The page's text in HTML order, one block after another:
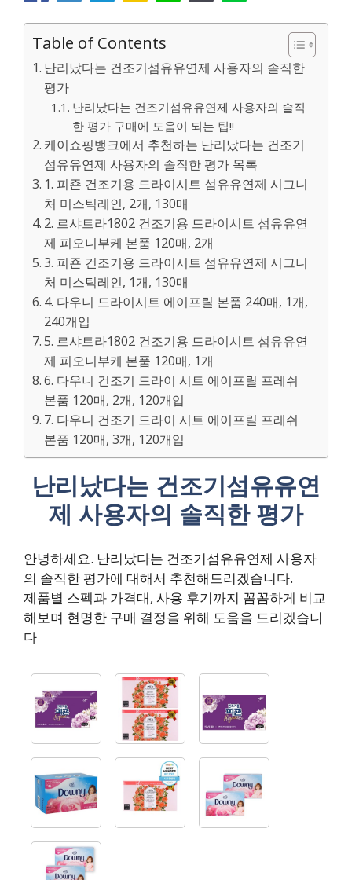
Table of Contents
난리났다는 건조기섬유유연제 사용자의 솔직한
평가
난리났다는 건조기섬유유연제 사용자의 솔직
한 평가 구매에 도움이 되는 팁!!
케이쇼핑뱅크에서 추천하는 난리났다는 건조기
섬유유연제 사용자의 솔직한 평가 목록
1. 피죤 건조기용 드라이시트 섬유유연제 시그니
처 미스틱레인, 2개, 130매
2. 르샤트라1802 건조기용 드라이시트 섬유유연
제 피오니부케 본품 120매, 2개
3. 피죤 건조기용 드라이시트 섬유유연제 시그니
처 미스틱레인, 1개, 130매
4. 다우니 드라이시트 에이프릴 본품 240매, 1개,
240개입
5. 르샤트라1802 건조기용 드라이시트 섬유유연
제 피오니부케 본품 120매, 1개
6. 다우니 건조기 드라이 시트 에이프릴 프레쉬
본품 120매, 2개, 120개입
7. 다우니 건조기 드라이 시트 에이프릴 프레쉬
본품 120매, 3개, 120개입
난리났다는 건조기섬유유연
제 사용자의 솔직한 평가
안녕하세요. 난리났다는 건조기섬유유연제 사용자
의 솔직한 평가에 대해서 추천해드리겠습니다.
제품별 스펙과 가격대, 사용 후기까지 꼼꼼하게 비교
해보며 현명한 구매 결정을 위해 도움을 드리겠습니
다